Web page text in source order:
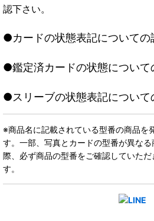
認下さい。
●カードの状態表記についての
●鑑定済カードの状態について
●スリーブの状態表記について
※商品名に記載されている型番の商品を
す。一部、写真とカードの型番が異な
際、必ず商品の型番をご確認していた
す。